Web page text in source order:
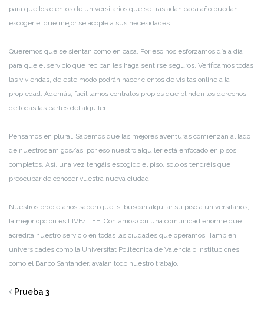
para que los cientos de universitarios que se trasladan cada año puedan
escoger el que mejor se acople a sus necesidades.
Queremos que se sientan como en casa. Por eso nos esforzamos día a día
para que el servicio que reciban les haga sentirse seguros. Verificamos todas
las viviendas, de este modo podrán hacer cientos de visitas online a la
propiedad. Además, facilitamos contratos propios que blinden los derechos
de todas las partes del alquiler.
Pensamos en plural. Sabemos que las mejores aventuras comienzan al lado
de nuestros amigos/as, por eso nuestro alquiler está enfocado en pisos
completos. Así, una vez tengáis escogido el piso, solo os tendréis que
preocupar de conocer vuestra nueva ciudad.
Nuestros propietarios saben que, si buscan alquilar su piso a universitarios,
la mejor opción es LIVE4LIFE. Contamos con una comunidad enorme que
acredita nuestro servicio en todas las ciudades que operamos. También,
universidades como la Universitat Politècnica de Valencia o instituciones
como el Banco Santander, avalan todo nuestro trabajo.
Prueba 3